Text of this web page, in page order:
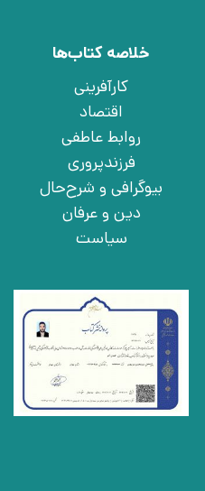
خلاصه کتاب‌ها
کارآفرینی
اقتصاد
روابط عاطفی
فرزندپروری
بیوگرافی و شرح‌حال
دین و عرفان
سیاست